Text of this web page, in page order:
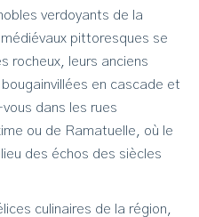
verdoyants de la
pittoresques se
rocheux, leurs anciens
en cascade et
dans les rues
ou de Ramatuelle, où le
des échos des siècles
culinaires de la région,